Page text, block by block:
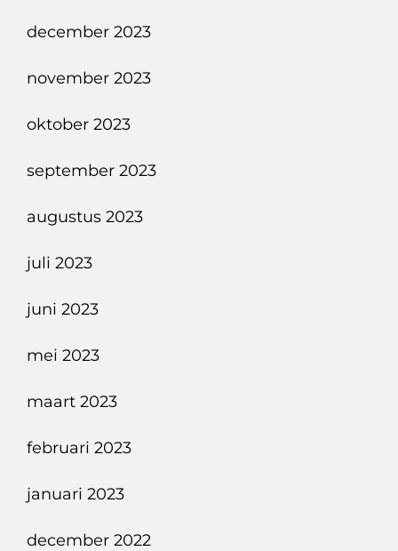
december 2023
november 2023
oktober 2023
september 2023
augustus 2023
juli 2023
juni 2023
mei 2023
maart 2023
februari 2023
januari 2023
december 2022